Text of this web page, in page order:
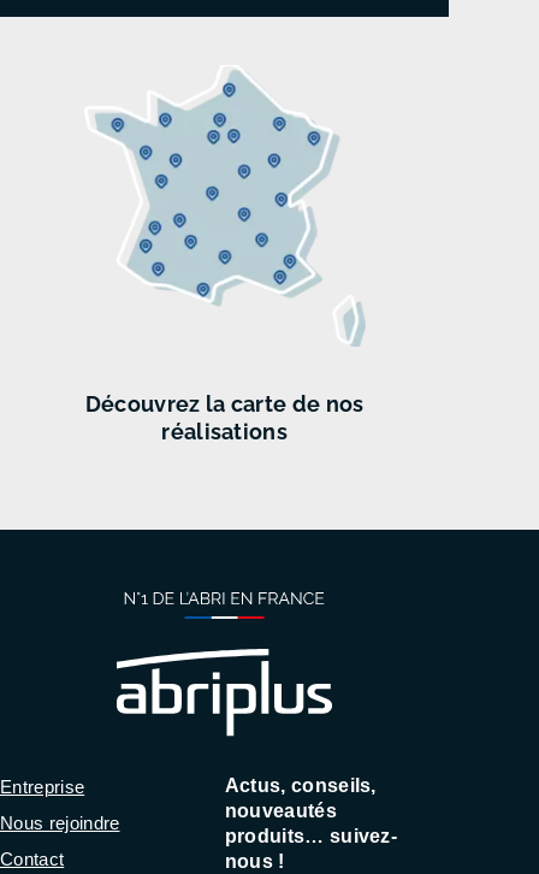
Découvrez la carte de nos
réalisations
Entreprise
Nous rejoindre
Contact
Actus, conseils,
nouveautés
produits… suivez-
nous !